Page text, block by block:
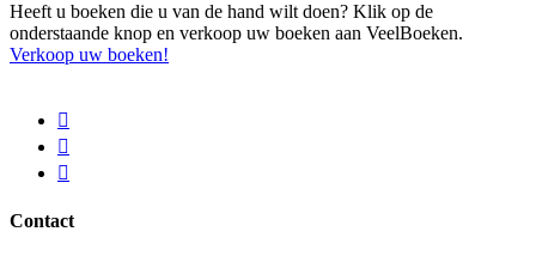
Heeft u boeken die u van de hand wilt doen? Klik op de
onderstaande knop en verkoop uw boeken aan VeelBoeken.
Verkoop uw boeken!
Contact